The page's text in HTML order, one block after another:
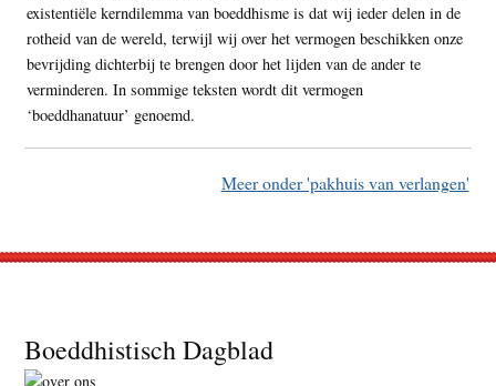
existentiële kerndilemma van boeddhisme is dat wij ieder delen in de
rotheid van de wereld, terwijl wij over het vermogen beschikken onze
bevrijding dichterbij te brengen door het lijden van de ander te
verminderen. In sommige teksten wordt dit vermogen
‘boeddhanatuur’ genoemd.
Meer onder 'pakhuis van verlangen'
Footer
Boeddhistisch Dagblad